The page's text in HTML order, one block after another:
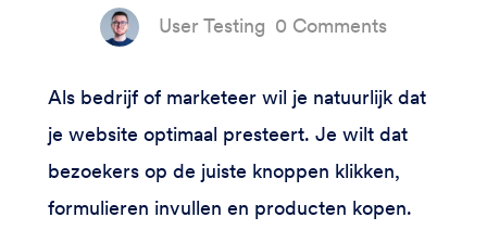
User Testing 0 Comments
Als bedrijf of marketeer wil je natuurlijk dat
je website optimaal presteert. Je wilt dat
bezoekers op de juiste knoppen klikken,
formulieren invullen en producten kopen.